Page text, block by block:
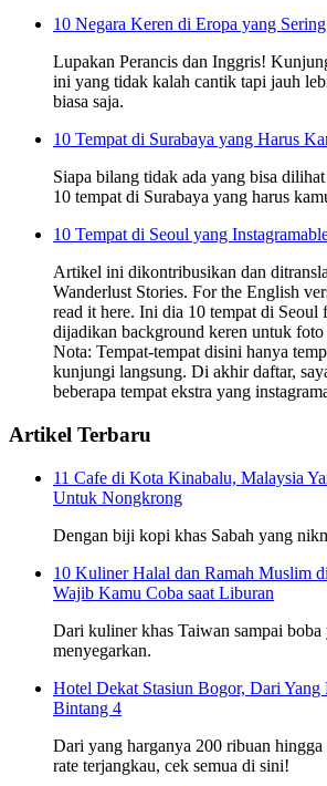
10 Negara Keren di Eropa yang
Lupakan Perancis dan Inggris!
ini yang tidak kalah cantik tapi jauh
biasa saja.
10 Tempat di Surabaya yang Harus
Siapa bilang tidak ada yang bisa
10 tempat di Surabaya yang harus
10 Tempat di Seoul yang
Artikel ini dikontribusikan dan
Wanderlust Stories. For the English
read it here. Ini dia 10 tempat di Seoul
dijadikan background keren untuk
Nota: Tempat-tempat disini hanya
kunjungi langsung. Di akhir daftar,
beberapa tempat ekstra yang
Artikel Terbaru
11 Cafe di Kota Kinabalu, Malaysia
Untuk Nongkrong
Dengan biji kopi khas Sabah yang
10 Kuliner Halal dan Ramah Muslim
Wajib Kamu Coba saat Liburan
Dari kuliner khas Taiwan sampai boba
menyegarkan.
Hotel Dekat Stasiun Bogor, Dari Yang
Bintang 4
Dari yang harganya 200 ribuan
rate terjangkau, cek semua di sini!